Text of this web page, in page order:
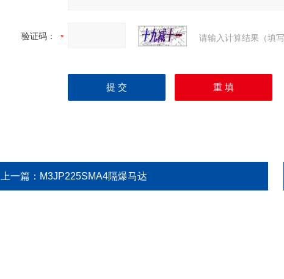
验证码： 请输入计算结果（填
上一篇： M3JP225SMA4隔爆马达